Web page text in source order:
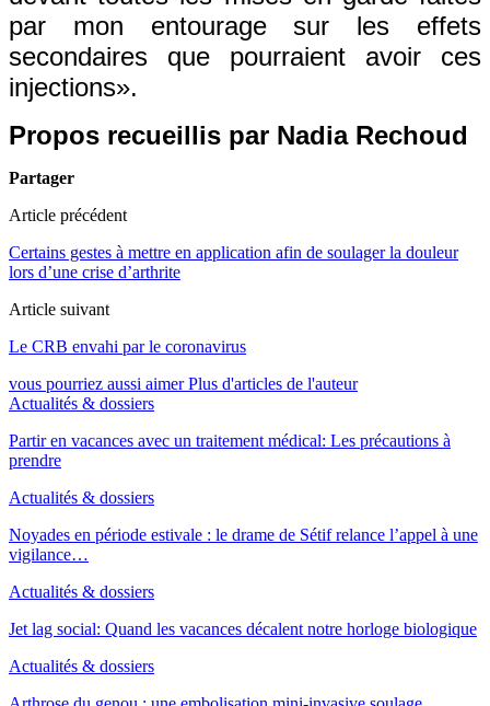
par mon entourage sur les effets
secondaires que pourraient avoir ces
injections».
Propos recueillis par Nadia Rechoud
Partager
Article précédent
Certains gestes à mettre en application afin de soulager la douleur
lors d’une crise d’arthrite
Article suivant
Le CRB envahi par le coronavirus
vous pourriez aussi aimer Plus d'articles de l'auteur
Actualités & dossiers
Partir en vacances avec un traitement médical: Les précautions à
prendre
Actualités & dossiers
Noyades en période estivale : le drame de Sétif relance l’appel à une
vigilance…
Actualités & dossiers
Jet lag social: Quand les vacances décalent notre horloge biologique
Actualités & dossiers